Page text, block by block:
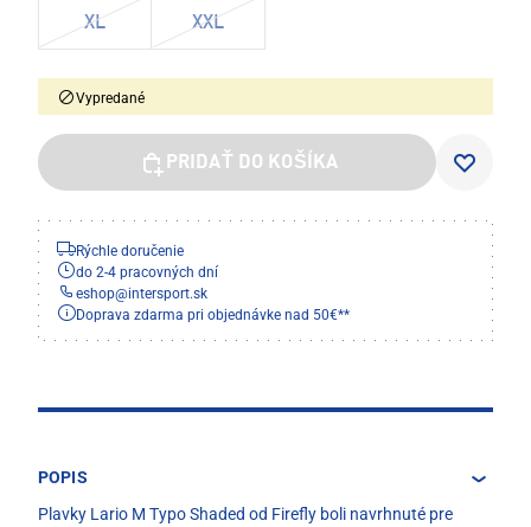
XL XXL
Vypredané
PRIDAŤ DO KOŠÍKA
Rýchle doručenie
do 2-4 pracovných dní
eshop@intersport.sk
Doprava zdarma pri objednávke nad 50€**
POPIS
Plavky Lario M Typo Shaded od Firefly boli navrhnuté pre